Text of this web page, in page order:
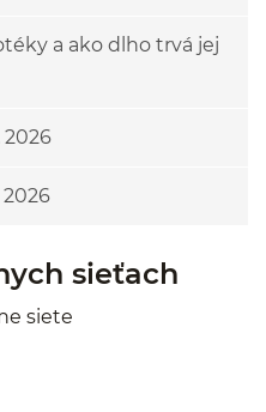
a ako dlho trvá jej
2026
2026
sieťach
siete